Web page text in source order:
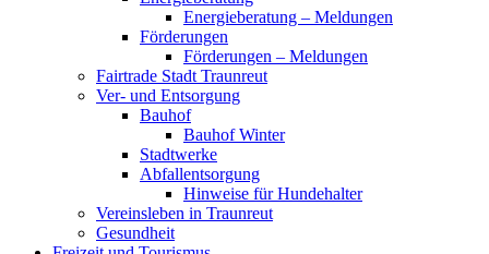
Energieberatung – Meldungen
Förderungen
Förderungen – Meldungen
Fairtrade Stadt Traunreut
Ver- und Entsorgung
Bauhof
Bauhof Winter
Stadtwerke
Abfallentsorgung
Hinweise für Hundehalter
Vereinsleben in Traunreut
Gesundheit